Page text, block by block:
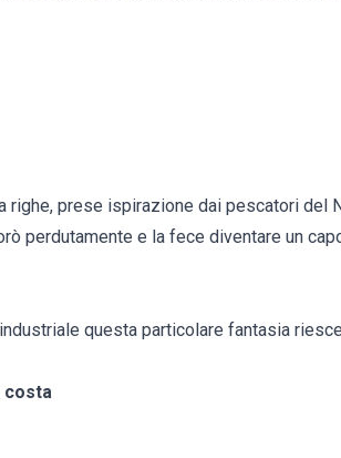
righe, prese ispirazione dai pescatori del
perdutamente e la fece diventare un
questa particolare fantasia
costa